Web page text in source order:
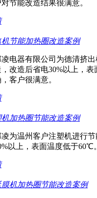
节能改造结果很满意。
节能加热圈改造案例
电器有限公司为德清挤
改造后省电30%以上，表
客户很满意。
机加热圈节能改造案例
为温州客户注塑机进行
以上，表面温度低于60℃。
膜机加热圈节能改造案例